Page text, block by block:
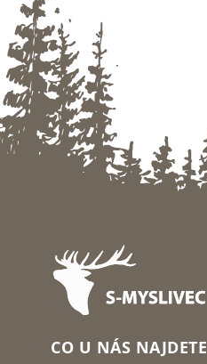
Zápatí
CO U NÁS NAJDETE